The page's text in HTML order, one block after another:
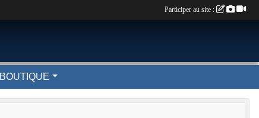
BOUTIQUE
Participer au site :